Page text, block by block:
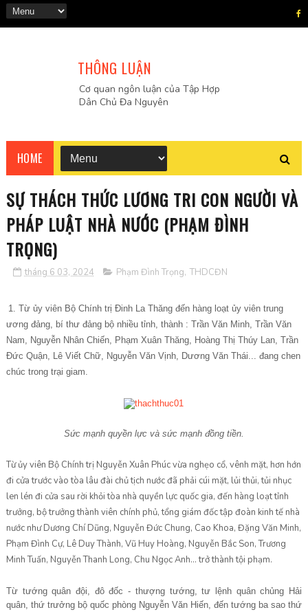
THÔNG LUẬN
Cơ quan ngôn luận của Tập Hợp
Dân Chủ Đa Nguyên
HOME
SỰ THÁCH THỨC LƯƠNG TRI CON NGƯỜI VÀ
PHÁP LUẬT NHÀ NƯỚC (PHẠM ĐÌNH
TRỌNG)
tháng 6 03, 2024 Phạm Đình Trọng, THDCĐN
1. Từ ủy viên Bộ Chính trị Đinh La Thăng đến hàng loạt ủy viên trung
ương đảng, bí thư đảng bộ nhiều tỉnh, thành : Trần Văn Minh, Trần Văn
Nam, Nguyễn Nhân Chiến, Phạm Xuân Thăng, Hoàng Thị Thúy Lan, Trần
Đức Quận, Lê Viết Chữ, Nguyễn Văn Vịnh, Dương Văn Thái... đang chen
chúc trong trại giam.
Sức mạnh quyền lực và sức mạnh đồng tiền.
Từ ủy viên Bộ Chính trị Nguyễn Xuân Phúc vừa nghẹo cổ, vênh mặt, hơn hớn
đi cửa trước vào tòa lâu đài chủ tịch nước đã phải cúi mặt, lủi thủi, tủi nhục
len lén đi cửa sau rời khỏi tòa nhà quyền lực quốc gia, đến hàng loạt tỉnh
trưởng, bộ trưởng thành viên chính phủ, tổng giám đốc tập đoàn kinh tế nhà
nước như Dương Chí Dũng, Nguyễn Đức Chung, Cao Khoa, Đặng Văn Minh,
Phạm Đình Cự, Lê Duy Thành, Vũ Huy Hoàng, Nguyễn Bắc Son, Trương
Minh Tuấn, Nguyễn Thanh Long, Chu Ngọc Anh... trở thành tội phạm.
Từ tướng quân đội, đô đốc - thượng tướng, tư lệnh quân chủng Hải
quân, thứ trưởng bộ quốc phòng Nguyễn Văn Hiến, đến tướng ba sao thứ